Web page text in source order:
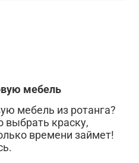
мебель
мебель из ротанга?
выбрать краску,
времени займет!